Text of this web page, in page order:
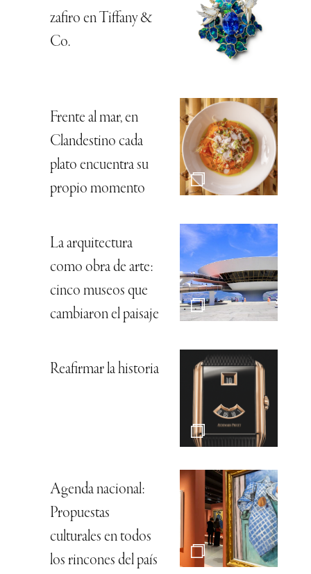
zafiro en Tiffany &
Co.
Frente al mar, en
Clandestino cada
plato encuentra su
propio momento
La arquitectura
como obra de arte:
cinco museos que
cambiaron el paisaje
Reafirmar la historia
Agenda nacional:
Propuestas
culturales en todos
los rincones del país